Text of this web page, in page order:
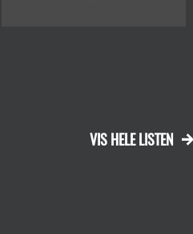
VIS HELE LISTEN